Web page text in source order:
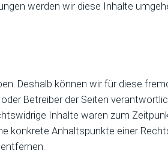
werden wir diese Inhalte
Deshalb können wir für diese
Betreiber der Seiten
Inhalte waren zum
konkrete Anhaltspunkte einer